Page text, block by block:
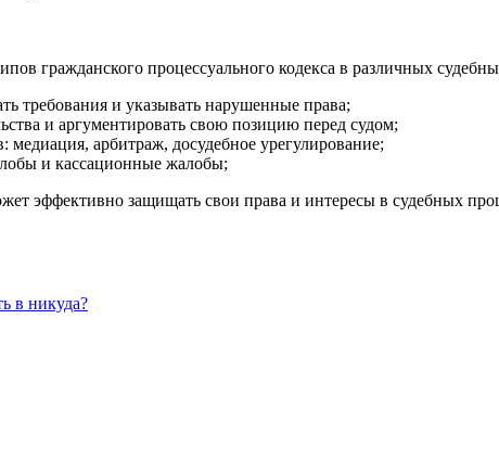
гражданского процессуального кодекса в различных
требования и указывать нарушенные права;
и аргументировать свою позицию перед судом;
арбитраж, досудебное урегулирование;
и кассационные жалобы;
эффективно защищать свои права и интересы в судебных
в никуда?